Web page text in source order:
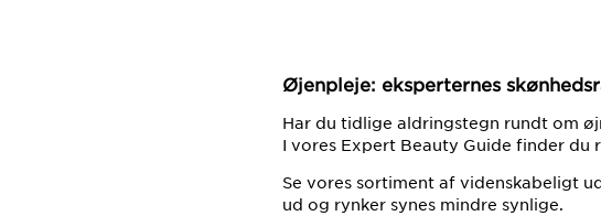
Øjenpleje: eksperternes
Har du tidlige aldringstegn rundt om
I vores Expert Beauty Guide finder du
Se vores sortiment af videnskabeligt
ud og rynker synes mindre synlige.